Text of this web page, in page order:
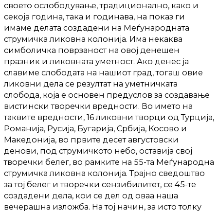
своето ослободување, традиционално, како и
секоја година, така и годинава, на показ ги
имаме делата создадени на Меѓународната
струмичка ликовна колонија. Има некаква
симболичка поврзаност на овој денешен
празник и ликовната уметност. Ако денес ја
славиме слободата на нашиот град, тогаш овие
ликовни дела се резултат на уметничката
слобода, која е основен предуслов за создавање
вистински творечки вредности. Во името на
таквите вредности, 16 ликовни творци од Турција,
Романија, Русија, Бугарија, Србија, Косово и
Македонија, во првите десет августовски
денови, под струмичкото небо, оставија свој
творечки белег, во рамките на 55-та Меѓународна
струмичка ликовна колонија. Трајно сведоштво
за тој белег и творечки сензибилитет, се 45-те
создадени дела, кои се дел од оваа наша
вечерашна изложба. На тој начин, за исто толку